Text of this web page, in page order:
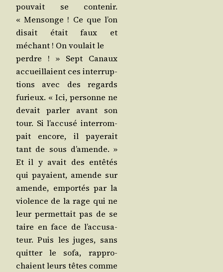
pou­vait se conte­nir.
« Men­songe ! Ce que l’on
disait était faux et
méchant ! On vou­lait le
perdre ! » Sept Canaux
accueillaient ces inter­rup­
tions avec des regards
furieux. « Ici, per­sonne ne
devait par­ler avant son
tour. Si l’ac­cu­sé inter­rom­
pait encore, il paye­rait
tant de sous d’a­mende. »
Et il y avait des entê­tés
qui payaient, amende sur
amende, empor­tés par la
vio­lence de la rage qui ne
leur per­met­tait pas de se
taire en face de l’ac­cu­sa­
teur. Puis les juges, sans
quit­ter le sofa, rap­pro­
chaient leurs têtes comme